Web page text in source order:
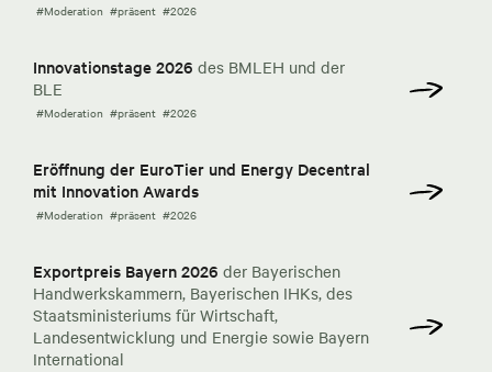
#Moderation #präsent #2026
Innovationstage 2026 des BMLEH und der
BLE
#Moderation #präsent #2026
Eröffnung der EuroTier und Energy Decentral
mit Innovation Awards
#Moderation #präsent #2026
Exportpreis Bayern 2026 der Bayerischen
Handwerkskammern, Bayerischen IHKs, des
Staatsministeriums für Wirtschaft,
Landesentwicklung und Energie sowie Bayern
International